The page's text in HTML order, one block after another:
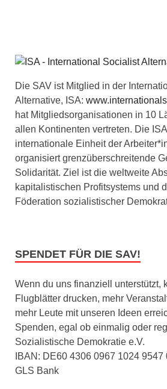
Die SAV ist Mitglied in der
Alternative, ISA:
hat Mitgliedsorganisationen in 10
allen Kontinenten vertreten. Die
internationale Einheit der
organisiert grenzüberschreitende
Solidarität. Ziel ist die weltweite
kapitalistischen Profitsystems und
Föderation sozialistischer
SPENDET FÜR DIE SAV!
Wenn du uns finanziell unterstützt,
Flugblätter drucken, mehr
mehr Leute mit unseren Ideen
Spenden, egal ob einmalig oder
Sozialistische Demokratie e.V.
IBAN: DE60 4306 0967 1024 9547
GLS Bank